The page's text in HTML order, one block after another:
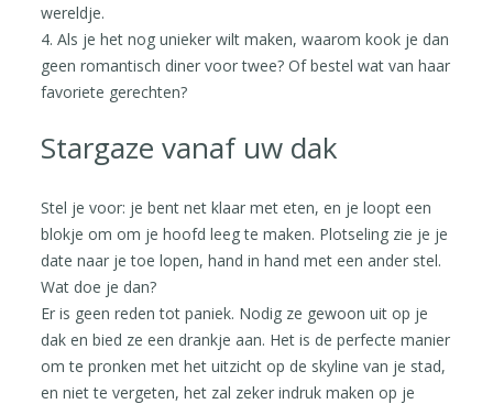
wereldje.
4. Als je het nog unieker wilt maken, waarom kook je dan
geen romantisch diner voor twee? Of bestel wat van haar
favoriete gerechten?
Stargaze vanaf uw dak
Stel je voor: je bent net klaar met eten, en je loopt een
blokje om om je hoofd leeg te maken. Plotseling zie je je
date naar je toe lopen, hand in hand met een ander stel.
Wat doe je dan?
Er is geen reden tot paniek. Nodig ze gewoon uit op je
dak en bied ze een drankje aan. Het is de perfecte manier
om te pronken met het uitzicht op de skyline van je stad,
en niet te vergeten, het zal zeker indruk maken op je